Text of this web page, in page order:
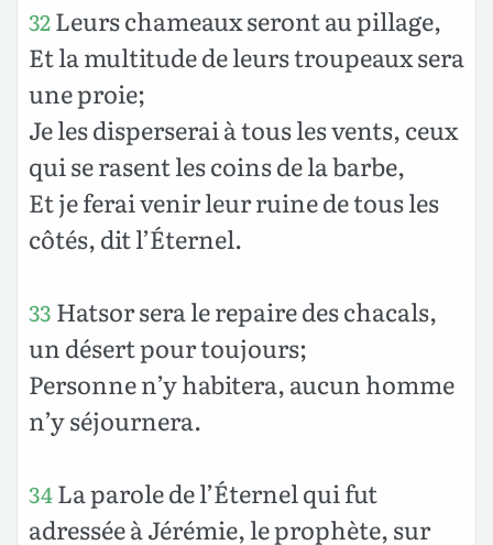
32Leurs chameaux seront au pillage,
Et la multitude de leurs troupeaux sera
une proie;
Je les disperserai à tous les vents, ceux
qui se rasent les coins de la barbe,
Et je ferai venir leur ruine de tous les
côtés, dit l’Éternel.
33 Hatsor sera le repaire des chacals,
un désert pour toujours;
Personne n’y habitera, aucun homme
n’y séjournera.
34La parole de l’Éternel qui fut
adressée à Jérémie, le prophète, sur